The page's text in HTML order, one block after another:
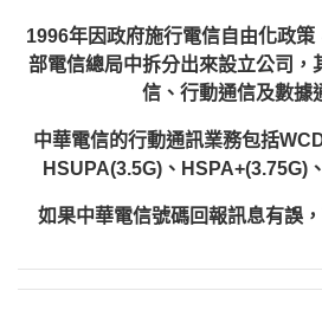
1996年因政府施行電信自由化政
部電信總局中拆分出來設立公司，
信、行動通信及數據
中華電信的行動通訊業務包括
HSUPA(3.5G)、HSPA+(3.75G)
如果中華電信號碼回報訊息有誤